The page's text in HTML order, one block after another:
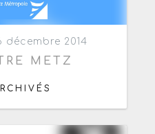
décembre 2014
METZ